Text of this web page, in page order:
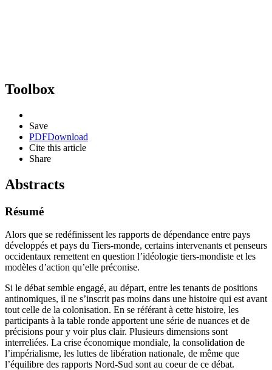
Toolbox
Save
PDFDownload
Cite this article
Share
Abstracts
Résumé
Alors que se redéfinissent les rapports de dépendance entre pays
développés et pays du Tiers-monde, certains intervenants et penseurs
occidentaux remettent en question l’idéologie tiers-mondiste et les
modèles d’action qu’elle préconise.
Si le débat semble engagé, au départ, entre les tenants de positions
antinomiques, il ne s’inscrit pas moins dans une histoire qui est avant
tout celle de la colonisation. En se référant à cette histoire, les
participants à la table ronde apportent une série de nuances et de
précisions pour y voir plus clair. Plusieurs dimensions sont
interreliées. La crise économique mondiale, la consolidation de
l’impérialisme, les luttes de libération nationale, de même que
l’équilibre des rapports Nord-Sud sont au coeur de ce débat.